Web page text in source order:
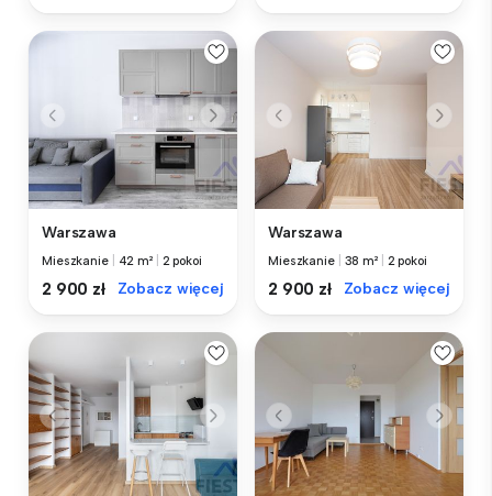
Warszawa
Mieszkanie 42 m² 2 pokoi
2 900 zł Zobacz więcej
Warszawa
Mieszkanie 38 m² 2 pokoi
2 900 zł Zobacz więcej